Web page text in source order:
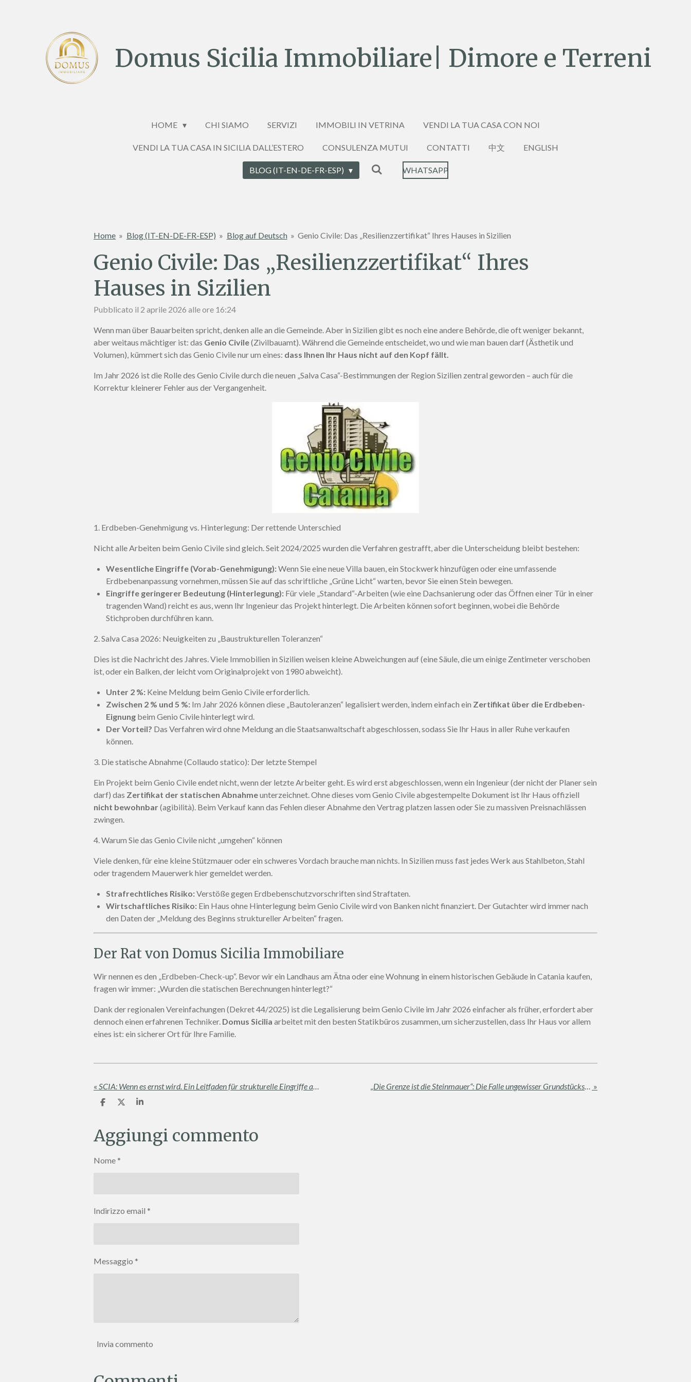
Domus Sicilia Immobiliare| Dimore e Terreni
HOME CHI SIAMO SERVIZI IMMOBILI IN VETRINA VENDI LA TUA CASA CON NOI
VENDI LA TUA CASA IN SICILIA DALL’ESTERO CONSULENZA MUTUI CONTATTI 中文 ENGLISH
BLOG (IT-EN-DE-FR-ESP) WHATSAPP
Home » Blog (IT-EN-DE-FR-ESP) » Blog auf Deutsch » Genio Civile: Das „Resilienzzertifikat“ Ihres Hauses in Sizilien
Genio Civile: Das „Resilienzzertifikat“ Ihres
Hauses in Sizilien
Pubblicato il 2 aprile 2026 alle ore 16:24
Wenn man über Bauarbeiten spricht, denken alle an die Gemeinde. Aber in Sizilien gibt es noch eine andere Behörde, die oft weniger bekannt,
aber weitaus mächtiger ist: das Genio Civile(Zivilbauamt). Während die Gemeinde entscheidet, wo und wie man bauen darf (Ästhetik und
Volumen), kümmert sich das Genio Civile nur um eines: dass Ihnen Ihr Haus nicht auf den Kopf fällt.
Im Jahr 2026 ist die Rolle des Genio Civile durch die neuen „Salva Casa“-Bestimmungen der Region Sizilien zentral geworden – auch für die
Korrektur kleinerer Fehler aus der Vergangenheit.
1. Erdbeben-Genehmigung vs. Hinterlegung: Der rettende Unterschied
Nicht alle Arbeiten beim Genio Civile sind gleich. Seit 2024/2025 wurden die Verfahren gestrafft, aber die Unterscheidung bleibt bestehen:
Wesentliche Eingriffe (Vorab-Genehmigung):Wenn Sie eine neue Villa bauen, ein Stockwerk hinzufügen oder eine umfassende
Erdbebenanpassung vornehmen, müssen Sie auf das schriftliche „Grüne Licht“ warten, bevor Sie einen Stein bewegen.
Eingriffe geringerer Bedeutung (Hinterlegung): Für viele „Standard“-Arbeiten (wie eine Dachsanierung oder das Öffnen einer Tür in einer
tragenden Wand) reicht es aus, wenn Ihr Ingenieur das Projekt hinterlegt. Die Arbeiten können sofort beginnen, wobei die Behörde
Stichproben durchführen kann.
2. Salva Casa 2026: Neuigkeiten zu „Baustrukturellen Toleranzen“
Dies ist die Nachricht des Jahres. Viele Immobilien in Sizilien weisen kleine Abweichungen auf (eine Säule, die um einige Zentimeter verschoben
ist, oder ein Balken, der leicht vom Originalprojekt von 1980 abweicht).
Unter 2 %: Keine Meldung beim Genio Civile erforderlich.
Zwischen 2 % und 5 %: Im Jahr 2026 können diese „Bautoleranzen“ legalisiert werden, indem einfach ein Zertifikat über die Erdbeben-
Eignung beim Genio Civile hinterlegt wird.
Der Vorteil? Das Verfahren wird ohne Meldung an die Staatsanwaltschaft abgeschlossen, sodass Sie Ihr Haus in aller Ruhe verkaufen
können.
3. Die statische Abnahme (Collaudo statico): Der letzte Stempel
Ein Projekt beim Genio Civile endet nicht, wenn der letzte Arbeiter geht. Es wird erst abgeschlossen, wenn ein Ingenieur (der nicht der Planer sein
darf) das Zertifikat der statischen Abnahmeunterzeichnet. Ohne dieses vom Genio Civile abgestempelte Dokument ist Ihr Haus offiziell
nicht bewohnbar(agibilità). Beim Verkauf kann das Fehlen dieser Abnahme den Vertrag platzen lassen oder Sie zu massiven Preisnachlässen
zwingen.
4. Warum Sie das Genio Civile nicht „umgehen“ können
Viele denken, für eine kleine Stützmauer oder ein schweres Vordach brauche man nichts. In Sizilien muss fast jedes Werk aus Stahlbeton, Stahl
oder tragendem Mauerwerk hier gemeldet werden.
Strafrechtliches Risiko:Verstöße gegen Erdbebenschutzvorschriften sind Straftaten.
Wirtschaftliches Risiko: Ein Haus ohne Hinterlegung beim Genio Civile wird von Banken nicht finanziert. Der Gutachter wird immer nach
den Daten der „Meldung des Beginns struktureller Arbeiten“ fragen.
Der Rat von Domus Sicilia Immobiliare
Wir nennen es den „Erdbeben-Check-up“. Bevor wir ein Landhaus am Ätna oder eine Wohnung in einem historischen Gebäude in Catania kaufen,
fragen wir immer: „Wurden die statischen Berechnungen hinterlegt?“
Dank der regionalen Vereinfachungen (Dekret 44/2025) ist die Legalisierung beim Genio Civile im Jahr 2026 einfacher als früher, erfordert aber
dennoch einen erfahrenen Techniker. Domus Sicilia arbeitet mit den besten Statikbüros zusammen, um sicherzustellen, dass Ihr Haus vor allem
eines ist: ein sicherer Ort für Ihre Familie.
« SCIA: Wenn es ernst wird. Ein Leitfaden für strukturelle Eingriffe an Ihrem Haus „Die Grenze ist die Steinmauer“: Die Falle ungewisser Grundstücksgrenzen und Dienstbarkeiten in Sizilien »
C
i
d
C
i
v
C
Aggiungi commento
Nome *
Indirizzo email *
Messaggio *
Invia commento